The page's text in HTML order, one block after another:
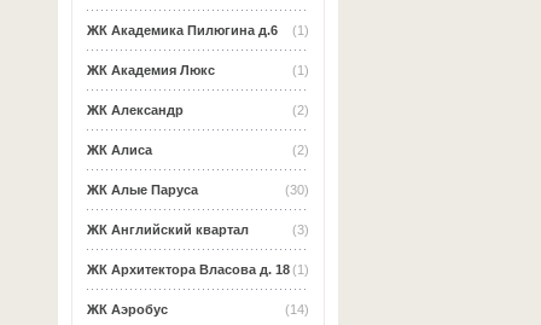
(1)
ЖК Академика Пилюгина д.6
(1)
ЖК Академия Люкс
(2)
ЖК Александр
(2)
ЖК Алиса
(30)
ЖК Алые Паруса
(3)
ЖК Английский квартал
(1)
ЖК Архитектора Власова д. 18
(14)
ЖК Аэробус